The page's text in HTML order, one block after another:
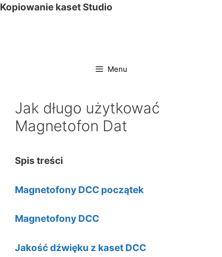
Kopiowanie kaset Studio
Menu
Jak długo użytkować
Magnetofon Dat
Spis treści
Magnetofony DCC początek
Magnetofony DCC
Jakość dźwięku z kaset DCC